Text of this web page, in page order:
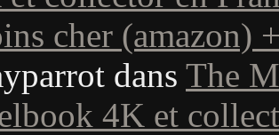
cher (amazon)
dans The
4K et